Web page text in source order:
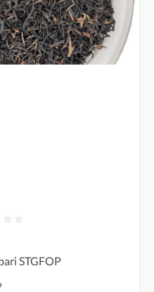
STGFOP
Preis: